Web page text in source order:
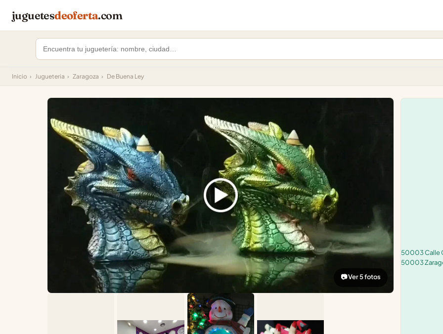
juguetesdeoferta.com
Inicio › Jugueteria › Zaragoza › De Buena Ley
📷 Ver 5 fotos
50003 Calle
50003